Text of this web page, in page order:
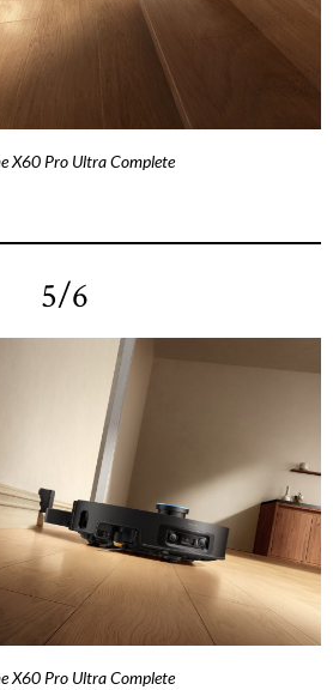
X60 Pro Ultra Complete
5/6
X60 Pro Ultra Complete